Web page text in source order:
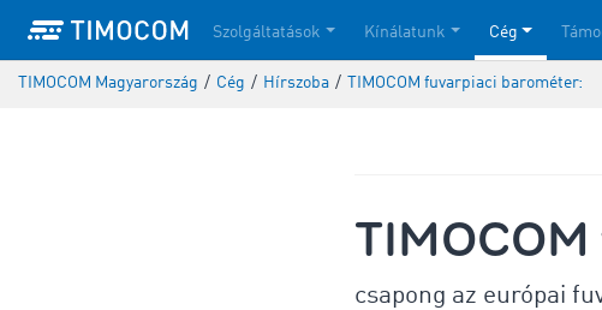
Szolgáltatások Kínálatunk Cég
TIMOCOM Magyarország / Cég / Hírszoba / TIMOCOM fuvarpiaci barométer:
csapong az európai